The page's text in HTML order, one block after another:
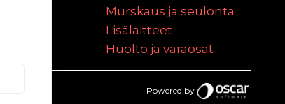
Murskaus ja seulonta
Lisälaitteet
Huolto ja varaosat
Powered by